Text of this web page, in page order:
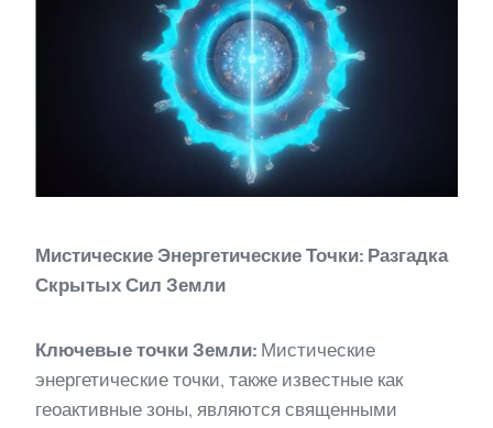
Мистические Энергетические Точки: Разгадка
Скрытых Сил Земли
Ключевые точки Земли: Мистические
энергетические точки, также известные как
геоактивные зоны, являются священными